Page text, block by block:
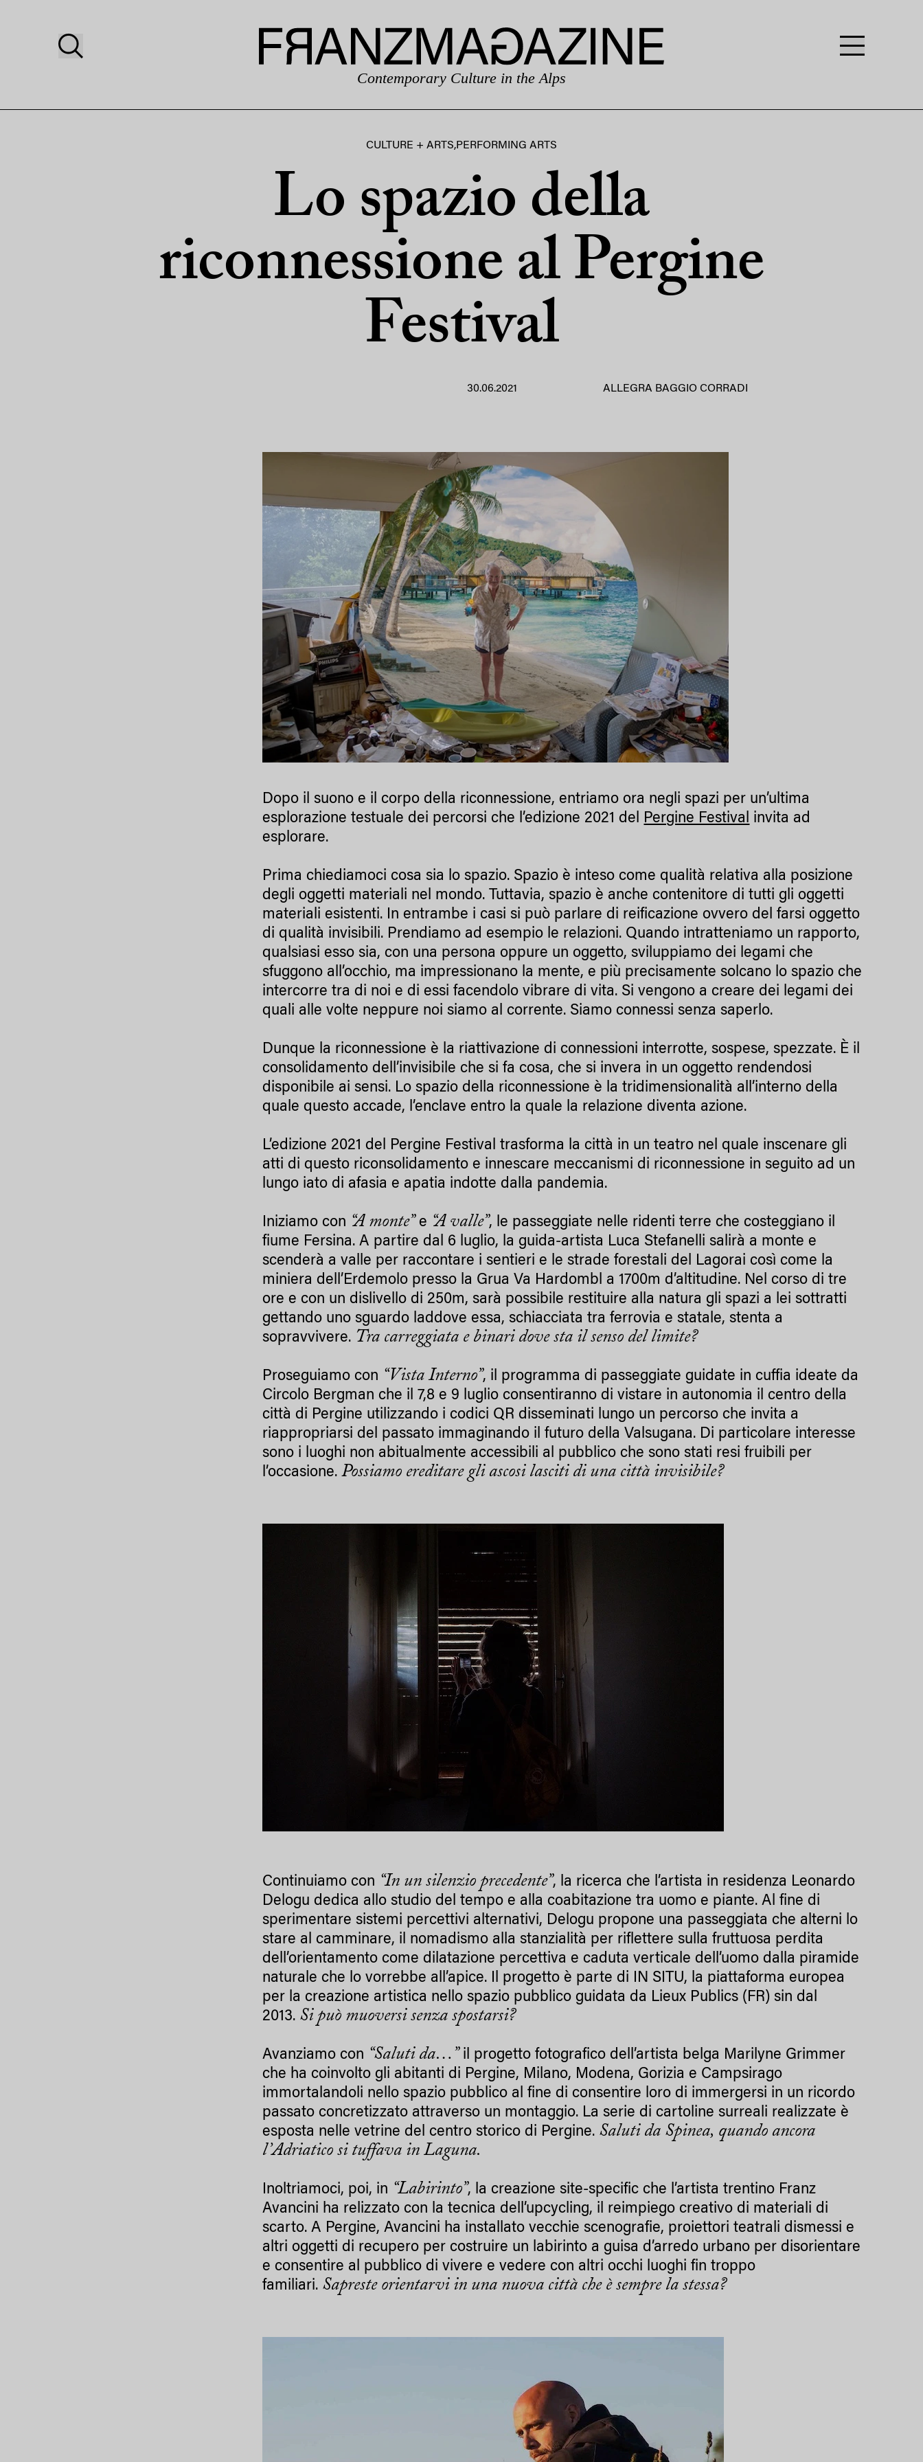
Contemporary Culture in the Alps
CULTURE + ARTS,PERFORMING ARTS
Lo spazio della
riconnessione al Pergine
Festival
30.06.2021 ALLEGRA BAGGIO CORRADI
Dopo il suono e il corpo della riconnessione, entriamo ora negli spazi per un’ultima
esplorazione testuale dei percorsi che l’edizione 2021 del Pergine Festival invita ad
esplorare.
Prima chiediamoci cosa sia lo spazio. Spazio è inteso come qualità relativa alla posizione
degli oggetti materiali nel mondo. Tuttavia, spazio è anche contenitore di tutti gli oggetti
materiali esistenti. In entrambe i casi si può parlare di reificazione ovvero del farsi oggetto
di qualità invisibili. Prendiamo ad esempio le relazioni. Quando intratteniamo un rapporto,
qualsiasi esso sia, con una persona oppure un oggetto, sviluppiamo dei legami che
sfuggono all’occhio, ma impressionano la mente, e più precisamente solcano lo spazio che
intercorre tra di noi e di essi facendolo vibrare di vita. Si vengono a creare dei legami dei
quali alle volte neppure noi siamo al corrente. Siamo connessi senza saperlo.
Dunque la riconnessione è la riattivazione di connessioni interrotte, sospese, spezzate. È il
consolidamento dell’invisibile che si fa cosa, che si invera in un oggetto rendendosi
disponibile ai sensi. Lo spazio della riconnessione è la tridimensionalità all’interno della
quale questo accade, l’enclave entro la quale la relazione diventa azione.
L’edizione 2021 del Pergine Festival trasforma la città in un teatro nel quale inscenare gli
atti di questo riconsolidamento e innescare meccanismi di riconnessione in seguito ad un
lungo iato di afasia e apatia indotte dalla pandemia.
Iniziamo con “A monte”e “A valle”, le passeggiate nelle ridenti terre che costeggiano il
fiume Fersina. A partire dal 6 luglio, la guida-artista Luca Stefanelli salirà a monte e
scenderà a valle per raccontare i sentieri e le strade forestali del Lagorai così come la
miniera dell’Erdemolo presso la Grua Va Hardombl a 1700m d’altitudine. Nel corso di tre
ore e con un dislivello di 250m, sarà possibile restituire alla natura gli spazi a lei sottratti
gettando uno sguardo laddove essa, schiacciata tra ferrovia e statale, stenta a
sopravvivere. Tra carreggiata e binari dove sta il senso del limite?
Proseguiamo con “Vista Interno”, il programma di passeggiate guidate in cuffia ideate da
Circolo Bergman che il 7,8 e 9 luglio consentiranno di vistare in autonomia il centro della
città di Pergine utilizzando i codici QR disseminati lungo un percorso che invita a
riappropriarsi del passato immaginando il futuro della Valsugana. Di particolare interesse
sono i luoghi non abitualmente accessibili al pubblico che sono stati resi fruibili per
l’occasione.Possiamo ereditare gli ascosi lasciti di una città invisibile?
Continuiamo con “In un silenzio precedente”, la ricerca che l’artista in residenza Leonardo
Delogu dedica allo studio del tempo e alla coabitazione tra uomo e piante. Al fine di
sperimentare sistemi percettivi alternativi, Delogu propone una passeggiata che alterni lo
stare al camminare, il nomadismo alla stanzialità per riflettere sulla fruttuosa perdita
dell’orientamento come dilatazione percettiva e caduta verticale dell’uomo dalla piramide
naturale che lo vorrebbe all’apice. Il progetto è parte di IN SITU, la piattaforma europea
per la creazione artistica nello spazio pubblico guidata da Lieux Publics (FR) sin dal
2013. Si può muoversi senza spostarsi?
Avanziamo con “Saluti da…”il progetto fotografico dell’artista belga Marilyne Grimmer
che ha coinvolto gli abitanti di Pergine, Milano, Modena, Gorizia e Campsirago
immortalandoli nello spazio pubblico al fine di consentire loro di immergersi in un ricordo
passato concretizzato attraverso un montaggio. La serie di cartoline surreali realizzate è
esposta nelle vetrine del centro storico di Pergine. Saluti da Spinea, quando ancora
l’Adriatico si tuffava in Laguna.
Inoltriamoci, poi, in “Labirinto”, la creazione site-specific che l’artista trentino Franz
Avancini ha relizzato con la tecnica dell’upcycling, il reimpiego creativo di materiali di
scarto. A Pergine, Avancini ha installato vecchie scenografie, proiettori teatrali dismessi e
altri oggetti di recupero per costruire un labirinto a guisa d’arredo urbano per disorientare
e consentire al pubblico di vivere e vedere con altri occhi luoghi fin troppo
familiari. Sapreste orientarvi in una nuova città che è sempre la stessa?